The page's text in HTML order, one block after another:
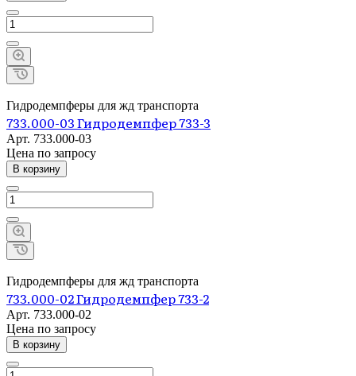
Гидродемпферы для жд транспорта
733.000-03 Гидродемпфер 733-3
Арт. 733.000-03
Цена по запросу
В корзину
Гидродемпферы для жд транспорта
733.000-02 Гидродемпфер 733-2
Арт. 733.000-02
Цена по запросу
В корзину